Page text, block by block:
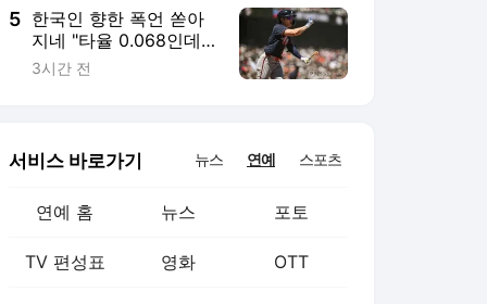
[대구 인터뷰]
5 한국인 향한 폭언 쏟아
지네 "타율 0.068인데
왜 남겼어?"…냉혹 시선
3시간 전
서비스 바로가기 뉴스 연예 스포츠
연예 홈 뉴스 포토
TV 편성표 영화 OTT